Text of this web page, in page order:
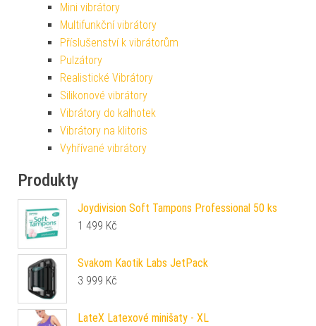
Mini vibrátory
Multifunkční vibrátory
Příslušenství k vibrátorům
Pulzátory
Realistické Vibrátory
Silikonové vibrátory
Vibrátory do kalhotek
Vibrátory na klitoris
Vyhřívané vibrátory
Produkty
Joydivision Soft Tampons Professional 50 ks
1 499 Kč
Svakom Kaotik Labs JetPack
3 999 Kč
LateX Latexové minišaty - XL